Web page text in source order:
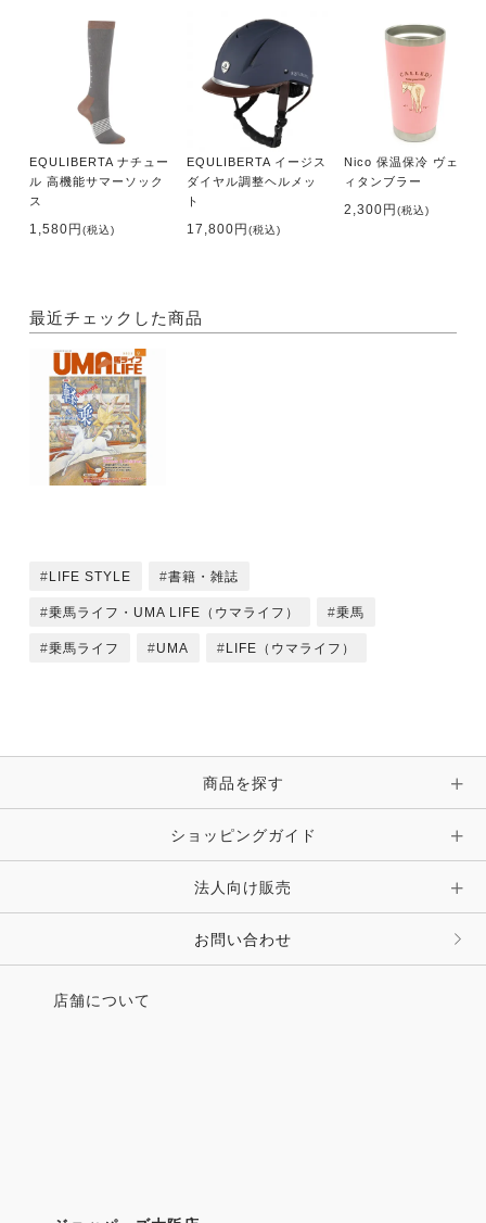
・出版社 メトロポリタンプレス
【内容】
【特集】軽乗＆Trick Riding
・軽乗&トリックライディングこと始め
現代のスポーツ、軽乗
・日本における軽乗 ポニースクールかつしか
・藤森神社「駈馬神事」
写真＝高草 操 Location＝岩手県遠野市
●Feature
Horse&Children
・遠野郷八幡宮こども流鏑馬
岩手県遠野市
・「馬の学習」が拓く子どもたちと馬の未来
長野県木曽養護学校
・いちご一会とちぎ国体（第77回国民体育大会）
馬術競技リハーサル大会
プラチナ・ジュビリーイヤーイベント
ロイヤルウインザーホースショー
・第104期騎手候補生12名が
宮川 実騎手とレースを実施！
地方競馬教養センター
・馬の幸せのため馬に寄り添いともに在るクラブ
ホースガーデン（茨城県牛久市）
・競技志向から馬とのふれあいまで
さまざまな理由で入部者続々
EQULIBERTA ナチュー
ル 高機能サマーソック
ス
1,580円(税込)
EQULIBERTA イージス
ダイヤル調整ヘルメッ
ト
17,800円(税込)
Nico 保温保冷 ヴェンテ
ィタンブラー
2,300円(税込)
最近チェックした商品
LIFE STYLE 書籍・雑誌
乗馬ライフ・UMA LIFE（ウマライフ） 乗馬
乗馬ライフ UMA LIFE（ウマライフ）
商品を探す
ショッピングガイド
法人向け販売
お問い合わせ
店舗について